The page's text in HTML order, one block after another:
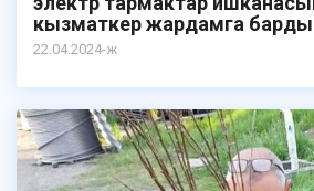
кызматкер жардамга барды
22.04.2024-ж